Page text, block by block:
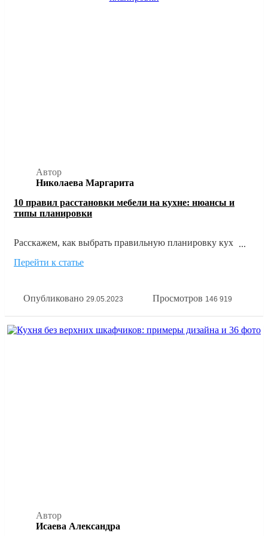
Автор
Николаева Маргарита
10 правил расстановки мебели на кухне: нюансы и
типы планировки
Расскажем, как выбрать правильную планировку кухни
исходя из размеров и формы помещения, а также главных
всё это на наглядных фото примерах расстановки мебели
Перейти к статье
Опубликовано 29.05.2023 Просмотров 146 919
Автор
Исаева Александра